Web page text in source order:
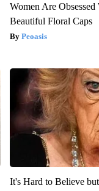
Women Are Obsessed
Beautiful Floral Caps
Peoasis
It's Hard to Believe